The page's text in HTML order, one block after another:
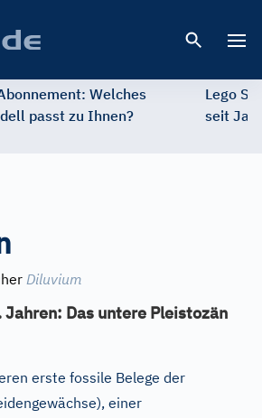
Welches
passt zu Ihnen?
Lego
seit
Diluvium
Jahren: Das untere Pleistozän
erste fossile Belege der
einer